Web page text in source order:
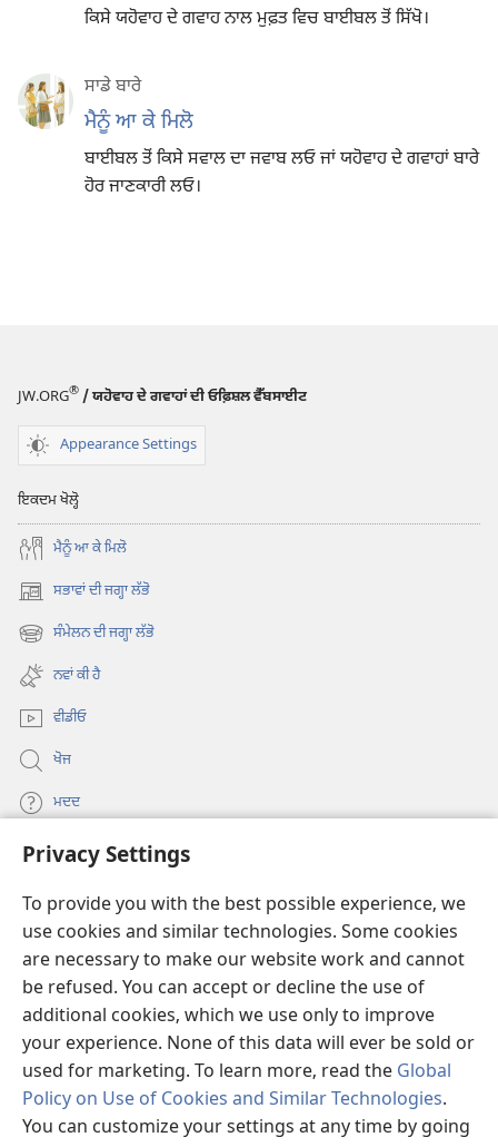
Privacy Settings
To provide you with the best possible experience, we
use cookies and similar technologies. Some cookies
are necessary to make our website work and cannot
be refused. You can accept or decline the use of
additional cookies, which we use only to improve
your experience. None of this data will ever be sold or
used for marketing. To learn more, read the Global
Policy on Use of Cookies and Similar Technologies.
You can customize your settings at any time by going
ਕਿਸੇ ਯਹੋਵਾਹ ਦੇ ਗਵਾਹ ਨਾਲ ਮੁਫ਼ਤ ਵਿਚ ਬਾਈਬਲ ਤੋਂ ਸਿੱਖੋ।
ਸਾਡੇ ਬਾਰੇ
ਮੈਨੂੰ ਆ ਕੇ ਮਿਲੋ
ਬਾਈਬਲ ਤੋਂ ਕਿਸੇ ਸਵਾਲ ਦਾ ਜਵਾਬ ਲਓ ਜਾਂ ਯਹੋਵਾਹ ਦੇ ਗਵਾਹਾਂ ਬਾਰੇ
ਹੋਰ ਜਾਣਕਾਰੀ ਲਓ।
JW.ORG® / ਯਹੋਵਾਹ ਦੇ ਗਵਾਹਾਂ ਦੀ ਓਫ਼ਿਸ਼ਲ ਵੈੱਬਸਾਈਟ
Appearance Settings
ਇਕਦਮ ਖੋਲ੍ਹੋ
ਮੈਨੂੰ ਆ ਕੇ ਮਿਲੋ
ਸਭਾਵਾਂ ਦੀ ਜਗ੍ਹਾ ਲੱਭੋ
(opens
new
window)
ਸੰਮੇਲਨ ਦੀ ਜਗ੍ਹਾ ਲੱਭੋ
(opens
new
window)
ਨਵਾਂ ਕੀ ਹੈ
ਵੀਡੀਓ
ਖੋਜ
ਮਦਦ
ਦਾਨ
new
window)Watchtower ONLINE LIBRARY™
(opens
new
window)JW Hub
(opens
new
window)
®